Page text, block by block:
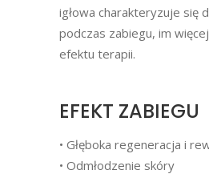
igłowa charakteryzuje się
podczas zabiegu, im
efektu terapii.
EFEKT ZABIEGU
• Głęboka regeneracja i
• Odmłodzenie skóry